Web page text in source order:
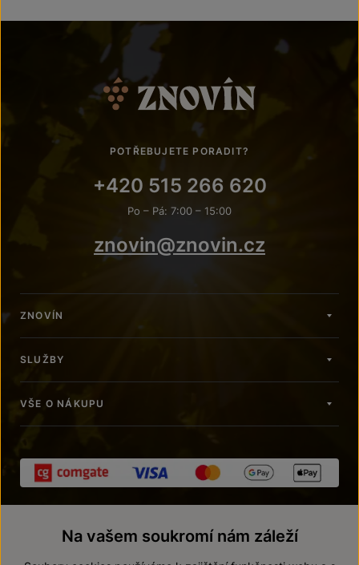
POTŘEBUJETE PORADIT?
+420 515 266 620
Po – Pá: 7:00 – 15:00
znovin@znovin.cz
ZNOVÍN
SLUŽBY
VŠE O NÁKUPU
Na vašem soukromí nám záleží